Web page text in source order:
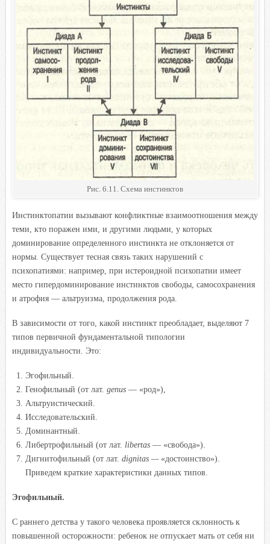
Рис. 6.11. Схема инстинктов
Инстинктопатии вызывают конфликтные взаимоотношения между
теми, кто поражен ими, и другими людьми, у которых
доминирование определенного инстинкта не отклоняется от
нормы. Существует тесная связь таких нарушений с
психопатиями: например, при истероидной психопатии имеет
место гипердоминирование инстинктов свободы, самосохранения
и атрофия — альтруизма, продолжения рода.
В зависимости от того, какой инстинкт преобладает, выделяют 7
типов первичной фундаментальной типологии
индивидуальности. Это:
Эгофильный.
Генофильный (от лат. genus— «род»),
Альтруистический.
Исследовательский.
Доминантный.
Либертрофильный (от лат. libertas— «свобода»).
Дигнитофильный (от лат. dignitas —«достоинство»).
Приведем краткие характеристики данных типов.
Эгофильный.
С раннего детства у такого человека проявляется склонность к
повышенной осторожности: ребенок не отпускает мать от себя ни